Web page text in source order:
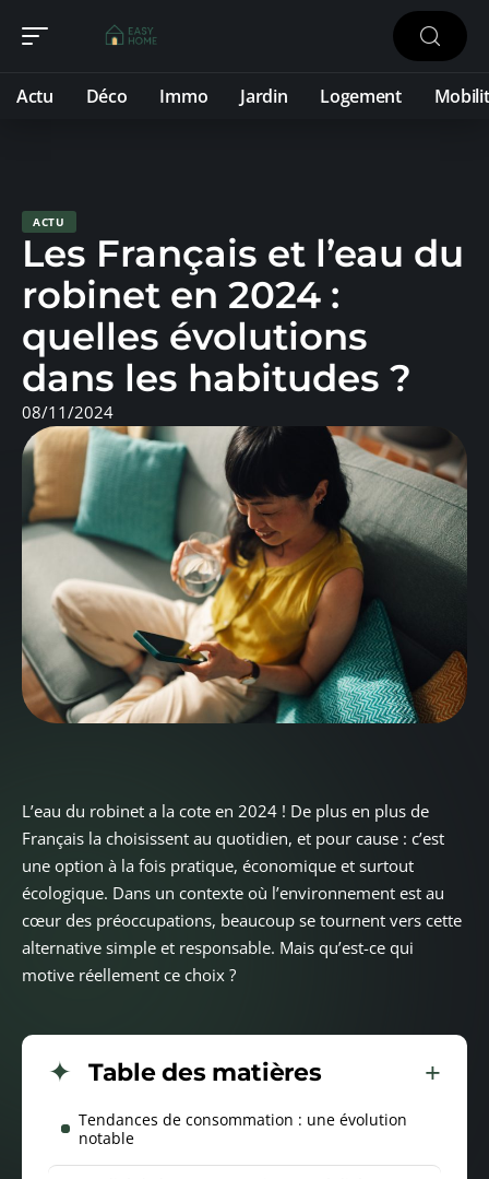
Actu Déco Immo Jardin Logement
ACTU
Les Français et l’eau du
robinet en 2024 :
quelles évolutions
dans les habitudes ?
08/11/2024
L’eau du robinet a la cote en 2024 ! De plus en plus de
Français la choisissent au quotidien, et pour cause : c’est
une option à la fois pratique, économique et surtout
écologique. Dans un contexte où l’environnement est au
cœur des préoccupations, beaucoup se tournent vers cette
alternative simple et responsable. Mais qu’est-ce qui
motive réellement ce choix ?
Table des matières
Tendances de consommation : une évolution
notable